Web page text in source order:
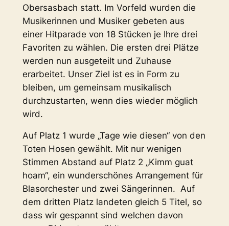
Obersasbach statt. Im Vorfeld wurden die
Musikerinnen und Musiker gebeten aus
einer Hitparade von 18 Stücken je Ihre drei
Favoriten zu wählen. Die ersten drei Plätze
werden nun ausgeteilt und Zuhause
erarbeitet. Unser Ziel ist es in Form zu
bleiben, um gemeinsam musikalisch
durchzustarten, wenn dies wieder möglich
wird.
Auf Platz 1 wurde „Tage wie diesen“ von den
Toten Hosen gewählt. Mit nur wenigen
Stimmen Abstand auf Platz 2 „Kimm guat
hoam“, ein wunderschönes Arrangement für
Blasorchester und zwei Sängerinnen. Auf
dem dritten Platz landeten gleich 5 Titel, so
dass wir gespannt sind welchen davon